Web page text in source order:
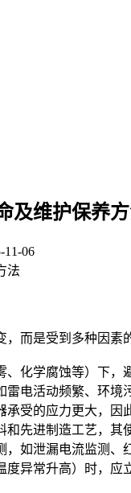
及维护保养
11-06
法
而是受到多种因
、化学腐蚀等）下
电活动频繁、环境
受的应力更大，因
先进制造工艺，其
，如泄漏电流监测
异常升高）时，应